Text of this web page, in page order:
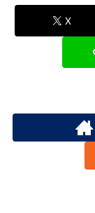
X